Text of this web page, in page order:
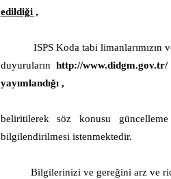
edildiği ,
ISPS Koda tabi
duyurularınhttp://www.didgm.gov.tr/
yayımlandığı ,
beliritilerek söz konusu
bilgilendirilmesi istenmektedir.
Bilgilerinizi ve gereğini arz ve